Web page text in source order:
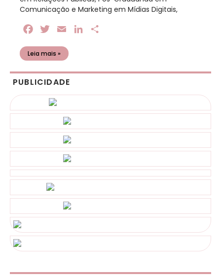
Comunicação e Marketing em Mídias Digitais,
FacebookTwitterEmail LinkedIn
Leia mais »
PUBLICIDADE